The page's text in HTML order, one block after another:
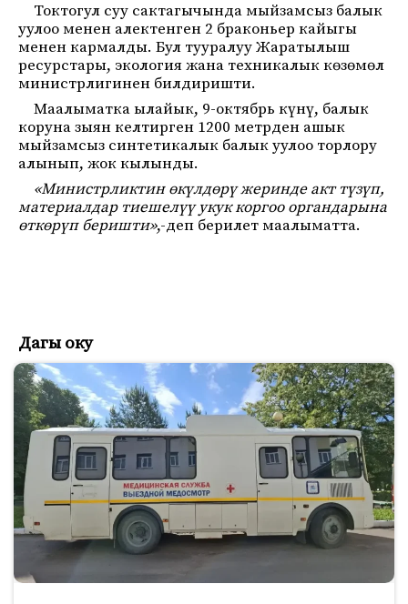
Токтогул суу сактагычында мыйзамсыз балык
уулоо менен алектенген 2 браконьер кайыгы
менен кармалды. Бул тууралуу Жаратылыш
ресурстары, экология жана техникалык көзөмөл
министрлигинен билдиришти.
Маалыматка ылайык, 9-октябрь күнү, балык
коруна зыян келтирген 1200 метрден ашык
мыйзамсыз синтетикалык балык уулоо торлору
алынып, жок кылынды.
«Министрликтин өкүлдөрү жеринде акт түзүп,
материалдар тиешелүү укук коргоо органдарына
өткөрүп беришти»,-деп берилет маалыматта.
Дагы оку